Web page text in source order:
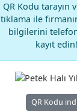
QR Kodu tarayın
tıklama ile
bilgilerini
kayıt edin!
QR Kodu